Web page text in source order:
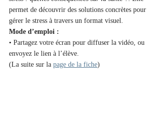
permet de découvrir des solutions concrètes pour
gérer le stress à travers un format visuel.
Mode d’emploi :
• Partagez votre écran pour diffuser la vidéo, ou
envoyez le lien à l’élève.
(La suite sur la page de la fiche)